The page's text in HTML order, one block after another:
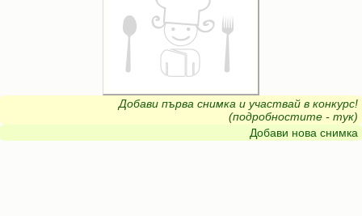
Добави първа снимка и участвай в конкурс!
(подробностите - тук)
Добави нова снимка